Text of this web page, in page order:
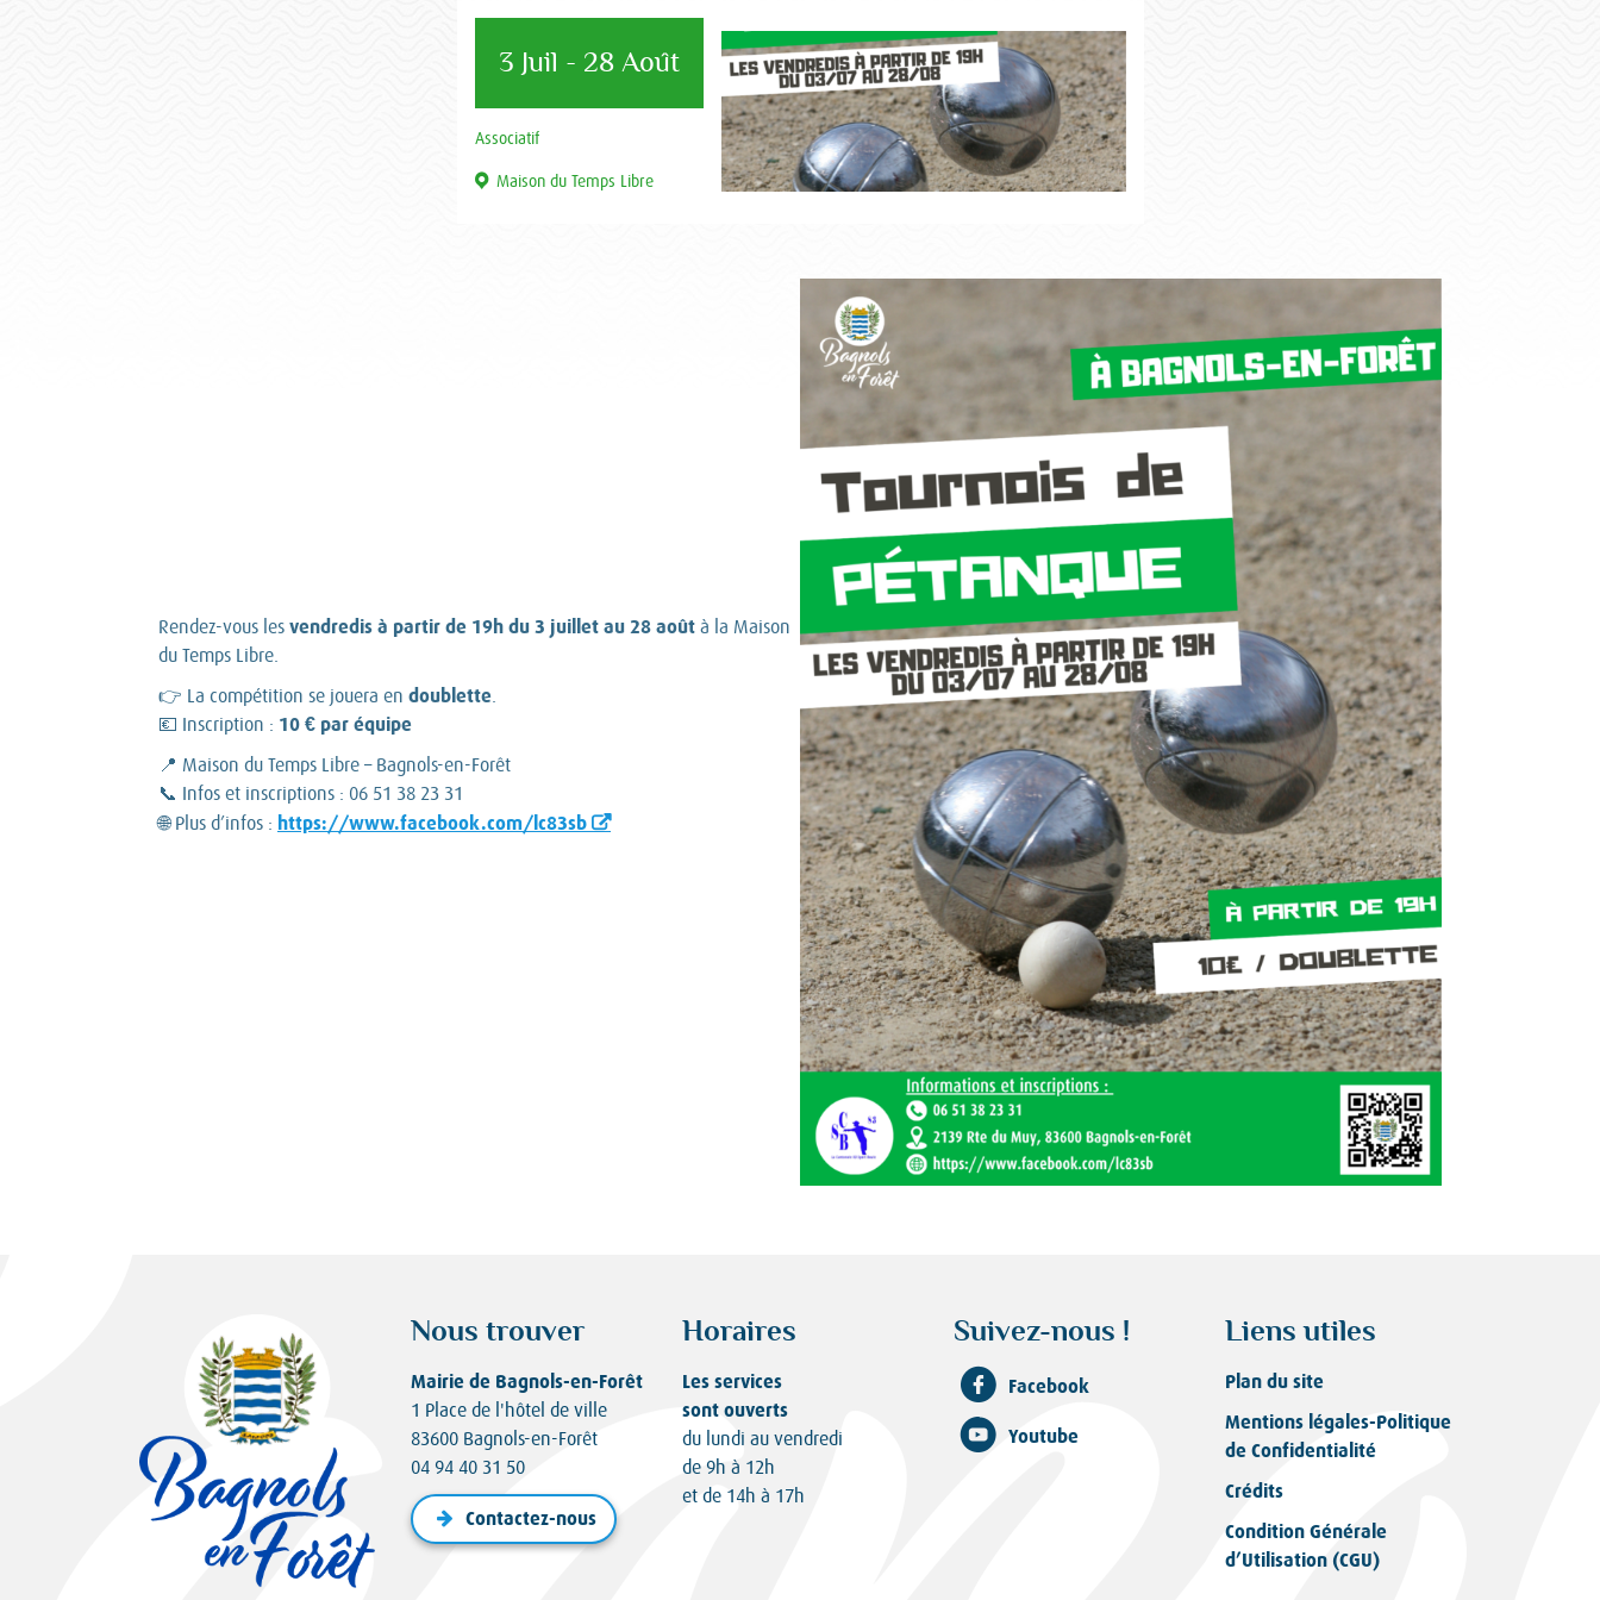
3 Juil - 28 Août
Associatif
Maison du Temps Libre
Rendez-vous les vendredis à partir de 19h du 3 juillet au 28 août à la Maison
du Temps Libre.
👉 La compétition se jouera en doublette.
💶 Inscription : 10 € par équipe
📍 Maison du Temps Libre – Bagnols-en-Forêt
📞 Infos et inscriptions : 06 51 38 23 31
🌐 Plus d’infos : https://www.facebook.com/lc83sb
Nous trouver
Mairie de Bagnols-en-Forêt
1 Place de l'hôtel de ville
83600 Bagnols-en-Forêt
04 94 40 31 50
Contactez-nous
Horaires
Les services
sont ouverts
du lundi au vendredi
de 9h à 12h
et de 14h à 17h
Suivez-nous !
Facebook
Youtube
Liens utiles
Plan du site
Mentions légales-Politique
de Confidentialité
Crédits
Condition Générale
d’Utilisation (CGU)